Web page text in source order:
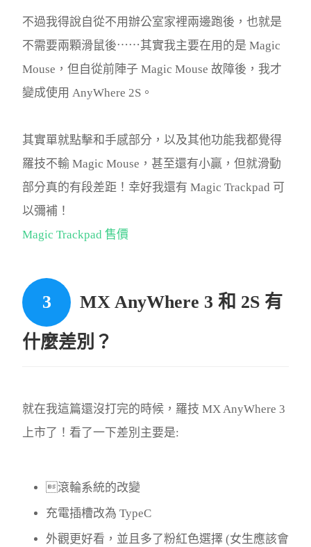
不過我得說自從不用辦公室家裡兩邊跑後，也就是
不需要兩顆滑鼠後⋯⋯其實我主要在用的是 Magic
Mouse，但自從前陣子 Magic Mouse 故障後，我才
變成使用 AnyWhere 2S。
其實單就點擊和手感部分，以及其他功能我都覺得
羅技不輸 Magic Mouse，甚至還有小贏，但就滑動
部分真的有段差距！幸好我還有 Magic Trackpad 可
以彌補！
Magic Trackpad 售價
MX AnyWhere 3 和 2S 有
什麼差別？
就在我這篇還沒打完的時候，羅技 MX AnyWhere 3
上市了！看了一下差別主要是:
滾輪系統的改變
充電插槽改為 TypeC
外觀更好看，並且多了粉紅色選擇 (女生應該會